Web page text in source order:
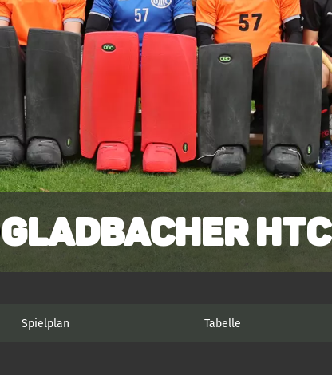
Gladbacher HTC
Spielplan Tabelle